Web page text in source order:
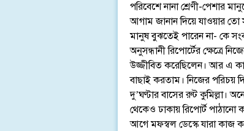
পরিবেশে নানা শ্রেণী-পেশার
আগাম জানান দিয়ে যাওয়ার
মানুষ বুঝতেই পারেন না- কে
অনুসন্ধানী রিপোর্টের ক্ষেত্রে
উজ্জীবিত করেছিলেন। আর এ
বাছাই করতাম। নিজের পরিচয়
দু’ঘণ্টার বাসের রুট কুমিল্লা।
থেকেও ঢাকায় রিপোর্ট পাঠানো
আগে মফস্বল ডেস্কে যারা কাজ